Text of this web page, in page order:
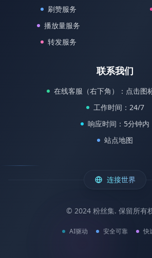
刷赞服务
播放量服务
转发服务
联系我们
在线客服（右下角）：点击图
工作时间：24/7
响应时间：5分钟内
站点地图
连接世界
© 2024 粉丝集. 保留所有
AI驱动 安全可靠 快